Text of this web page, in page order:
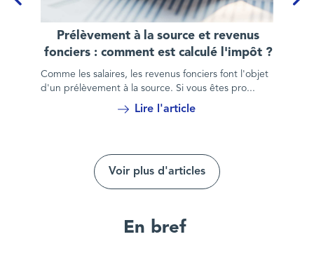
Prélèvement à la source et revenus fonciers : comment est
Prélèvement à la source et revenus
fonciers : comment est calculé l'impôt ?
Comme les salaires, les revenus fonciers font l'objet
d'un prélèvement à la source. Si vous êtes pro...
Lire l'article
Voir plus d'articles
En bref